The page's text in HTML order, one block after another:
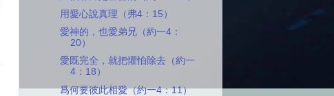
用愛心說真理（弗4：15）
愛神的，也愛弟兄（約一4：
20）
愛既完全，就把懼怕除去（約一
4：18）
爲何要彼此相愛（約一4：11）